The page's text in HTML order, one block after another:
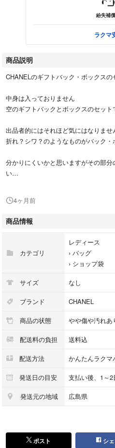
紛失補
ラクマ
商品説明
CHANELのギフトバック・ボックスの
中身は入っておりません
空のギフトバックとボックスのセット
出品者的にはそれほど気にはなりませ
折れ？シワ？のようなものがバック
分かりにくいかと思いますがその部
い
元々折れがある状態の出品になりま
事前に上記旨をお伝えしておりますの
#CHANEL
#ラッピング
4ヶ月前
商品情報
カテゴリ
レディース
› バッグ
› ショップ袋
サイズ なし
ブランド CHANEL
商品の状態 やや傷や汚れあ
配送料の負担 送料込
配送方法 かんたんラクマ
発送日の目安 支払い後、1～2
発送元の地域 広島県
ポスト シ